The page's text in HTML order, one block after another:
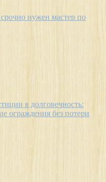
нужен мастер по
в долговечность:
ограждения без потери